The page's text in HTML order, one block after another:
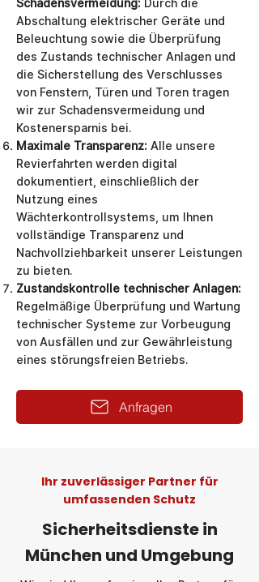
Schadensvermeidung: Durch die
Abschaltung elektrischer Geräte und
Beleuchtung sowie die Überprüfung
des Zustands technischer Anlagen und
die Sicherstellung des Verschlusses
von Fenstern, Türen und Toren tragen
wir zur Schadensvermeidung und
Kostenersparnis bei.
Maximale Transparenz: Alle unsere
Revierfahrten werden digital
dokumentiert, einschließlich der
Nutzung eines
Wächterkontrollsystems, um Ihnen
vollständige Transparenz und
Nachvollziehbarkeit unserer Leistungen
zu bieten.
Zustandskontrolle technischer Anlagen:
Regelmäßige Überprüfung und Wartung
technischer Systeme zur Vorbeugung
von Ausfällen und zur Gewährleistung
eines störungsfreien Betriebs.
Anfragen
Ihr zuverlässiger Partner für
umfassenden Schutz
Sicherheitsdienste in
München und Umgebung